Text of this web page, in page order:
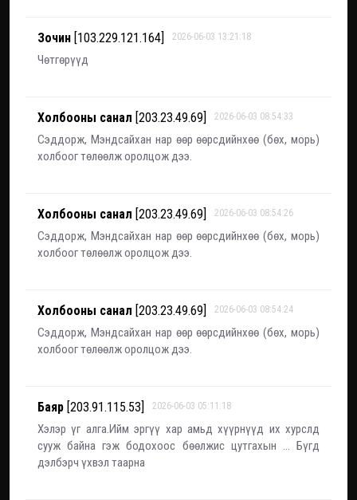
Зочин [103.229.121.164] 2026-06-03 13:21:18
Чөтгөрүүд
Холбооны санал [203.23.49.69] 2026-06-03 08:54:33
Сэддорж, Мэндсайхан нар өөр өөрсдийнхөө (бөх, морь)
холбоог төлөөлж оролцож дээ.
Холбооны санал [203.23.49.69] 2026-06-03 08:54:26
Сэддорж, Мэндсайхан нар өөр өөрсдийнхөө (бөх, морь)
холбоог төлөөлж оролцож дээ.
Холбооны санал [203.23.49.69] 2026-06-03 08:54:24
Сэддорж, Мэндсайхан нар өөр өөрсдийнхөө (бөх, морь)
холбоог төлөөлж оролцож дээ.
Баяр [203.91.115.53] 2026-06-03 05:11:18
Хэлэр үг алга.Ийм эргүү хар амьд хүүрнүүд их хурслд
сууж байна гэж бодохоос бөөлжис цутгахын ... Бүгд
дэлбэрч үхвэл таарна